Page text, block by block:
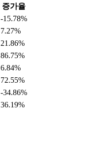
증가율
-15.78%
7.27%
21.86%
86.75%
6.84%
72.55%
-34.86%
36.19%